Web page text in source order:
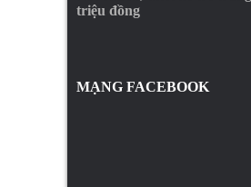
triệu đồng
MẠNG FACEBOOK